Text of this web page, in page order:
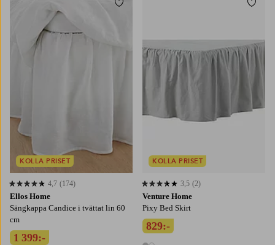
Ellos Home
Sängkappa Candice i tvättat lin 60
cm
1 399:-
4,7 baserat på 174 st betyg
4,7 (174)
KOLLA PRISET
Lägg till i favoriter
120X200
180X200
Venture Home
Pixy Bed Skirt
829:-
3,5 baserat på 2 st betyg
3,5 (2)
KOLLA PRISET